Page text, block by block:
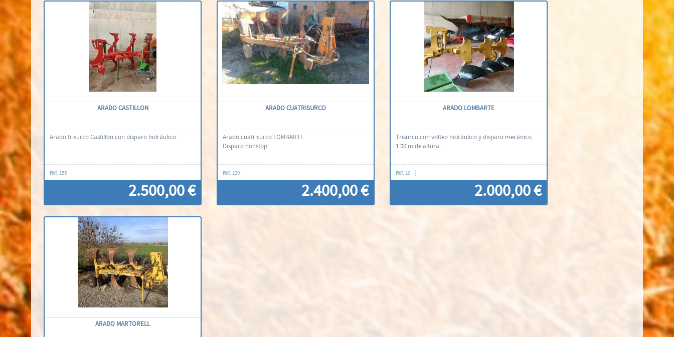
Contacti'ns
ARADO CASTILLON
Arado trisurco Castillón con disparo hidráulico.
Ref. 155
2.500,00 €
Contacti'ns
ARADO CUATRISURCO
Arado cuatrisurco LOMBARTE
Disparo nonstop
Ref. 139
2.400,00 €
ARADO LOMBARTE
Trisurco con volteo hidráulico y disparo mecánico,
1.50 m de altura.
Ref. 18
2.000,00 €
ARADO MARTORELL